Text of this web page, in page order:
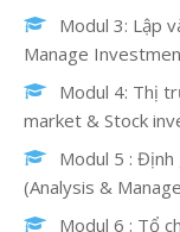
Modul 3: Lập
Manage
Modul 4: Thị
market & Stock
Modul 5 : Định
(Analysis &
Modul 6 : Tổ